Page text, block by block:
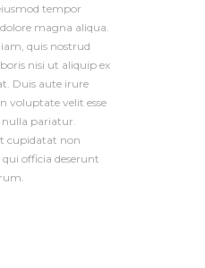
tempor
magna aliqua.
quis nostrud
nisi ut aliquip ex
Duis aute irure
voluptate velit esse
pariatur.
cupidatat non
officia deserunt